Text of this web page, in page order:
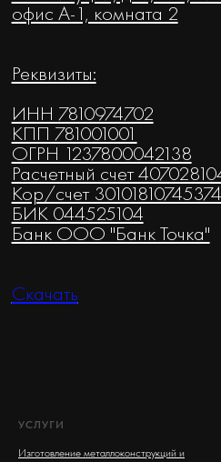
УСЛУГИ
Изготовление металлоконструкций и